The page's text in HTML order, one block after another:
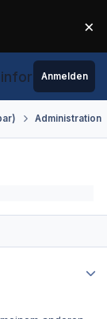
×
Anmelden
Administration